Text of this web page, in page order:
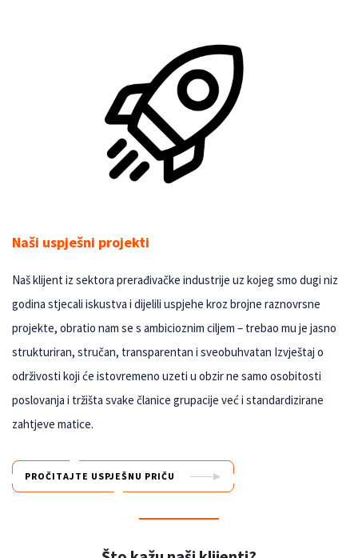
Naši uspješni projekti
Naš klijent iz sektora prerađivačke industrije uz kojeg smo dugi niz
godina stjecali iskustva i dijelili uspjehe kroz brojne raznovrsne
projekte, obratio nam se s ambicioznim ciljem – trebao mu je jasno
strukturiran, stručan, transparentan i sveobuhvatan Izvještaj o
održivosti koji će istovremeno uzeti u obzir ne samo osobitosti
poslovanja i tržišta svake članice grupacije već i standardizirane
zahtjeve matice.
PROČITAJTE USPJEŠNU PRIČU